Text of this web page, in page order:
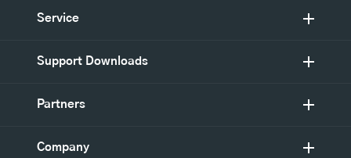
Service
Support Downloads
Partners
Company